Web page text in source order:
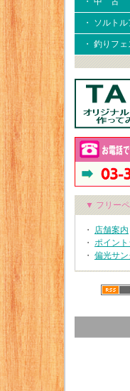
・ ソルト
・ 釣りフ
▼ フリー
・ 店舗案内
・ ポイン
・ 偏光サ